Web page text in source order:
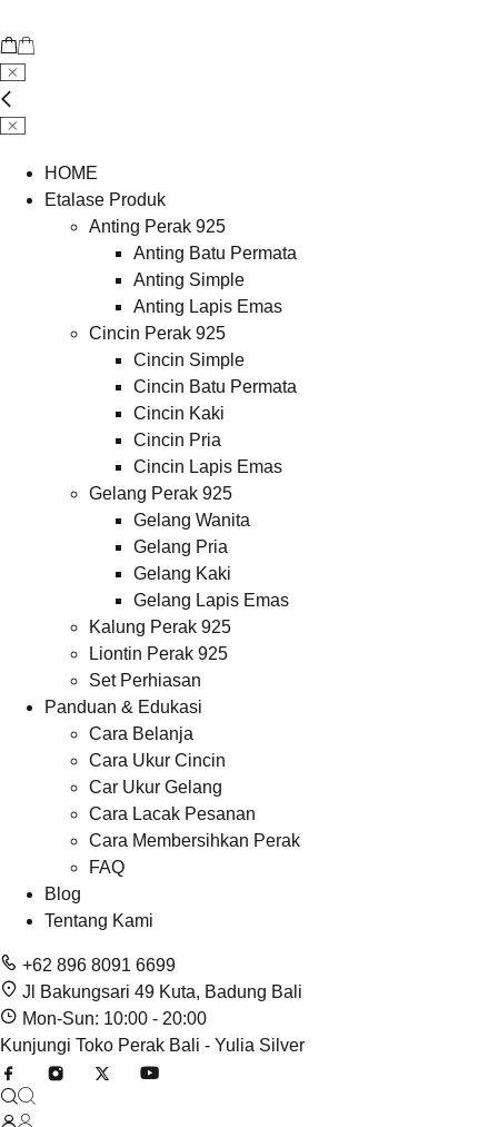
HOME
Etalase Produk
Anting Perak 925
Anting Batu Permata
Anting Simple
Anting Lapis Emas
Cincin Perak 925
Cincin Simple
Cincin Batu Permata
Cincin Kaki
Cincin Pria
Cincin Lapis Emas
Gelang Perak 925
Gelang Wanita
Gelang Pria
Gelang Kaki
Gelang Lapis Emas
Kalung Perak 925
Liontin Perak 925
Set Perhiasan
Panduan & Edukasi
Cara Belanja
Cara Ukur Cincin
Car Ukur Gelang
Cara Lacak Pesanan
Cara Membersihkan Perak
FAQ
Blog
Tentang Kami
+62 896 8091 6699
Jl Bakungsari 49 Kuta, Badung Bali
Mon-Sun: 10:00 - 20:00
Kunjungi Toko Perak Bali - Yulia Silver